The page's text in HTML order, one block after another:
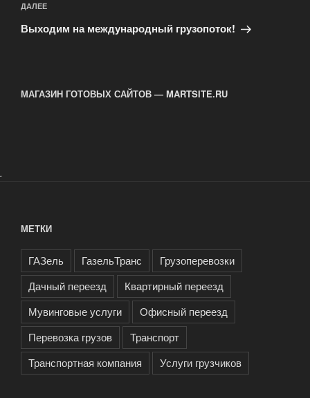
Следующая
запись
ДАЛЕЕ
Выходим на международный грузопоток!
МАГАЗИН ГОТОВЫХ САЙТОВ — MARTSITE.RU
.
МЕТКИ
ГАЗель ГазельТранс
Грузоперевозки
Дачный переезд
Квартирный переезд
Мувинговые услуги
Офисный переезд
Перевозка грузов
Транспорт
Транспортная компания
Услуги грузчиков